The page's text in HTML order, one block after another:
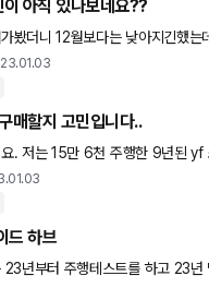
아직 있나보네요??
봤더니 12월보다는 낮아지긴했는
23.01.03
매할지 고민입니다..
고속도로와 강변북로 이용해
드 하브